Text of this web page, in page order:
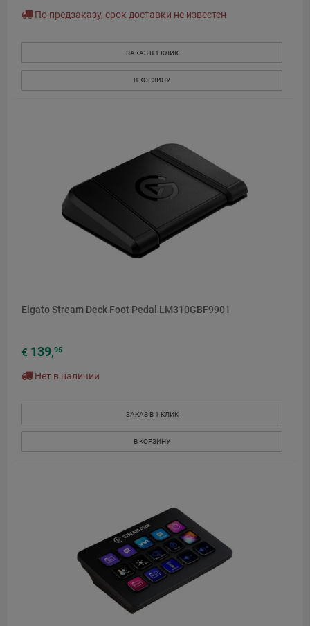
По предзаказу, срок доставки не известен
ЗАКАЗ В 1 КЛИК
В КОРЗИНУ
Elgato Stream Deck Foot Pedal LM310GBF9901
€ 139,95
Нет в наличии
ЗАКАЗ В 1 КЛИК
В КОРЗИНУ